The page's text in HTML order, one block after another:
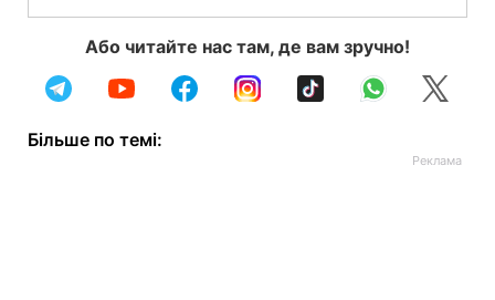
Або читайте нас там, де вам зручно!
Більше по темі: